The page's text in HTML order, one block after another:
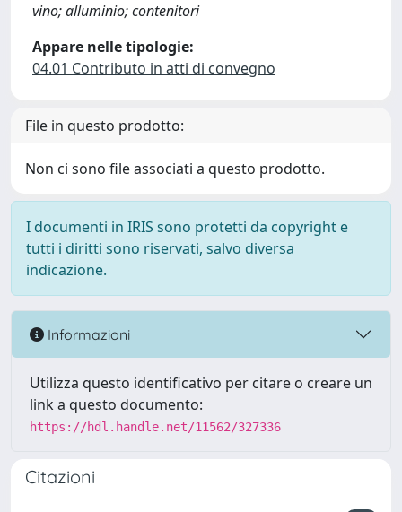
vino; alluminio; contenitori
Appare nelle tipologie:
04.01 Contributo in atti di convegno
File in questo prodotto:
Non ci sono file associati a questo prodotto.
I documenti in IRIS sono protetti da copyright e
tutti i diritti sono riservati, salvo diversa
indicazione.
Informazioni
Utilizza questo identificativo per citare o creare un
link a questo documento:
https://hdl.handle.net/11562/327336
Citazioni